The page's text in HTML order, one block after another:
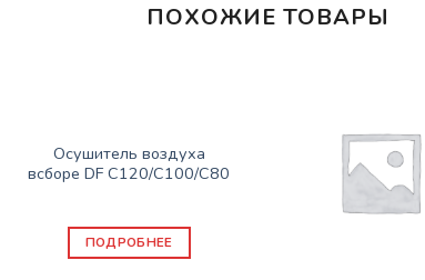
ПОХОЖИЕ ТОВАРЫ
Осушитель воздуха
всборе DF С120/С100/С80
ПОДРОБНЕЕ